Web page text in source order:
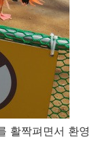
활짝펴면서 환영